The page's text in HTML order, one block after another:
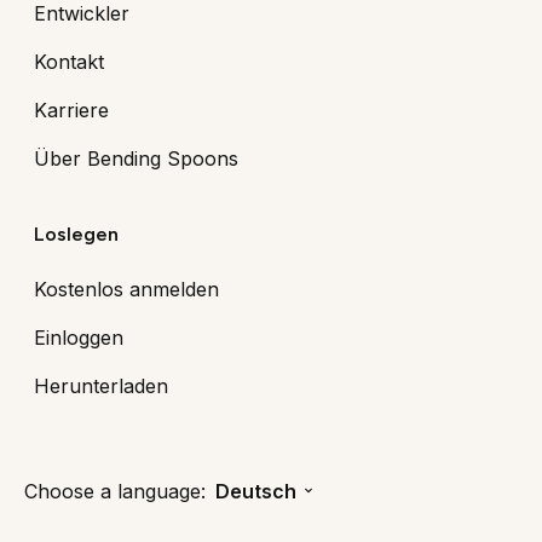
Entwickler
Kontakt
Karriere
Über Bending Spoons
Loslegen
Kostenlos anmelden
Einloggen
Herunterladen
Choose a language: Deutsch